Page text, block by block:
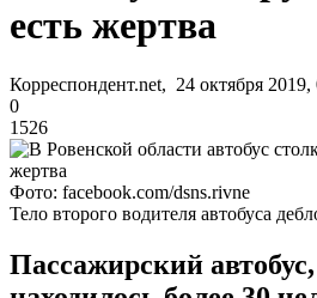
есть жертва
Корреспондент.net, 24 октября 2019,
0
1526
Фото: facebook.com/dsns.rivne
Тело второго водителя автобуса
Пассажирский